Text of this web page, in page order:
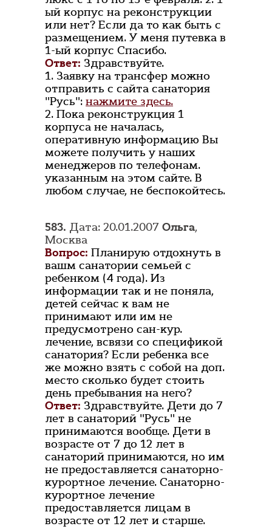
ый корпус на реконструкции
или нет? Если да то как быть с
размещением. У меня путевка в
1-ый корпус Спасибо.
Ответ: Здравствуйте.
1. Заявку на трансфер можно
отправить с сайта санатория
"Русь": нажмите здесь.
2. Пока реконструкция 1
корпуса не началась,
оперативную информацию Вы
можете получить у наших
менеджеров по телефонам.
указанным на этом сайте. В
любом случае, не беспокойтесь.
583. Дата: 20.01.2007 Ольга,
Москва
Вопрос: Планирую отдохнуть в
вашм санатории семьей с
ребенком (4 года). Из
информации так и не поняла,
детей сейчас к вам не
принимают или им не
предусмотрено сан-кур.
лечение, всвязи со спецификой
санатория? Если ребенка все
же можно взять с собой на доп.
место сколько будет стоить
день пребывания на него?
Ответ: Здравствуйте. Дети до 7
лет в санаторий "Русь" не
принимаются вообще. Дети в
возрасте от 7 до 12 лет в
санаторий принимаются, но им
не предоставляется санаторно-
курортное лечение. Санаторно-
курортное лечение
предоставляется лицам в
возрасте от 12 лет и старше.